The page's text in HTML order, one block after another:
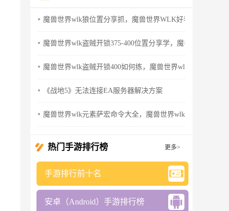
魔兽世界wlk狼位置分享抓，魔兽世界WLK好看的狼
魔兽世界wlk盗贼开锁375-400位置分享学，魔兽世界wlk怀
魔兽世界wlk盗贼开锁400如何练，魔兽世界wlk盗贼天赋
《战地5》无法连接EA服务器解决方案
魔兽世界wlk元素萨宏命令大全，魔兽世界wlk元素萨输出手
热门手游排行榜 更多>
手游排行前十名
安卓（Android）手游排行榜